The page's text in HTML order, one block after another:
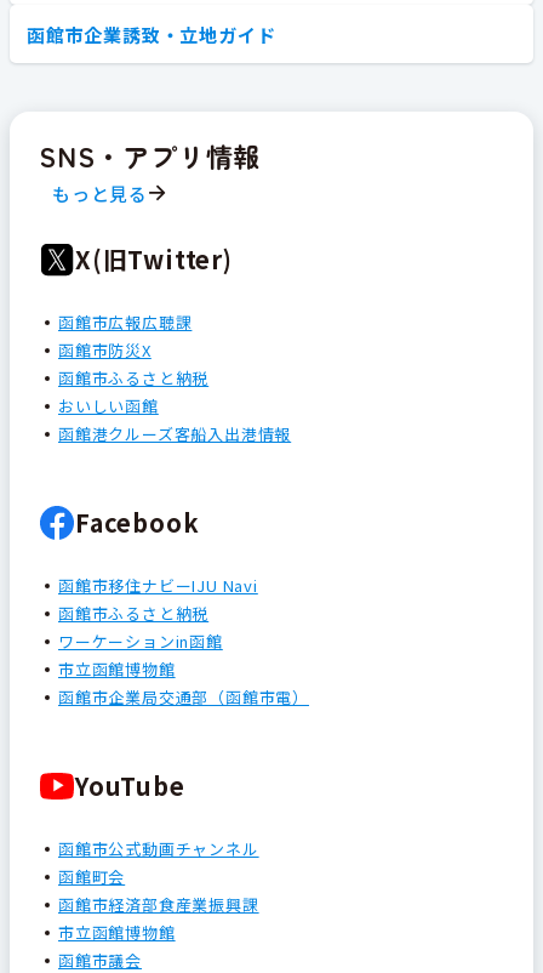
函館市企業誘致・立地ガイド
SNS・アプリ情報
もっと見る
X(旧Twitter)
函館市広報広聴課
函館市防災X
函館市ふるさと納税
おいしい函館
函館港クルーズ客船入出港情報
Facebook
函館市移住ナビーIJU Navi
函館市ふるさと納税
ワーケーションin函館
市立函館博物館
函館市企業局交通部（函館市電）
YouTube
函館市公式動画チャンネル
函館町会
函館市経済部食産業振興課
市立函館博物館
函館市議会